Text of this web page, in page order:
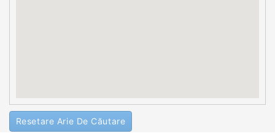
Resetare Arie De Căutare